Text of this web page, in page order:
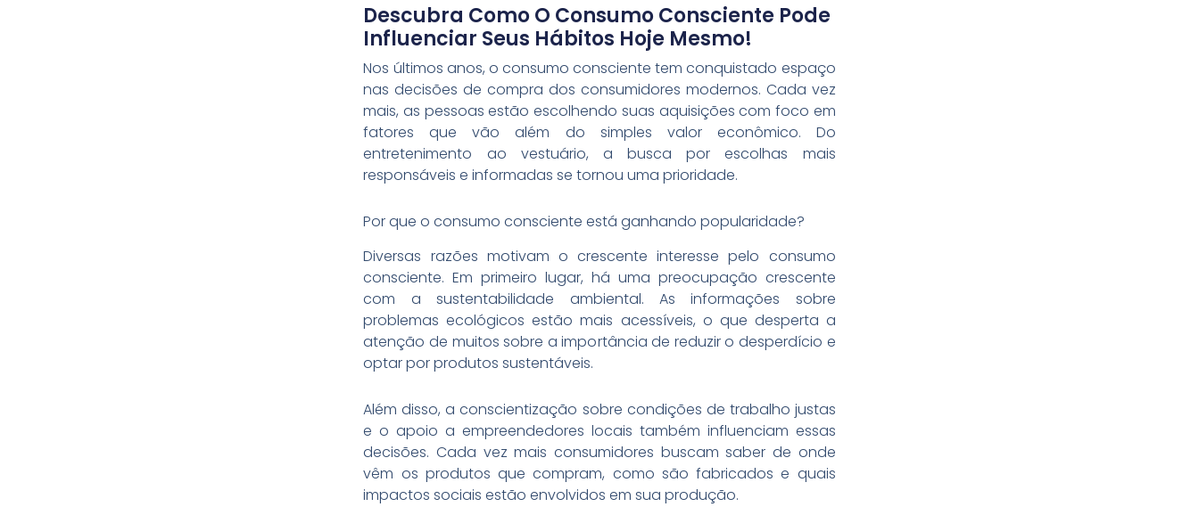
Descubra Como O Consumo Consciente Pode
Influenciar Seus Hábitos Hoje Mesmo!
Nos últimos anos, o consumo consciente tem conquistado espaço
nas decisões de compra dos consumidores modernos. Cada vez
mais, as pessoas estão escolhendo suas aquisições com foco em
fatores que vão além do simples valor econômico. Do
entretenimento ao vestuário, a busca por escolhas mais
responsáveis e informadas se tornou uma prioridade.
Por que o consumo consciente está ganhando popularidade?
Diversas razões motivam o crescente interesse pelo consumo
consciente. Em primeiro lugar, há uma preocupação crescente
com a sustentabilidade ambiental. As informações sobre
problemas ecológicos estão mais acessíveis, o que desperta a
atenção de muitos sobre a importância de reduzir o desperdício e
optar por produtos sustentáveis.
Além disso, a conscientização sobre condições de trabalho justas
e o apoio a empreendedores locais também influenciam essas
decisões. Cada vez mais consumidores buscam saber de onde
vêm os produtos que compram, como são fabricados e quais
impactos sociais estão envolvidos em sua produção.